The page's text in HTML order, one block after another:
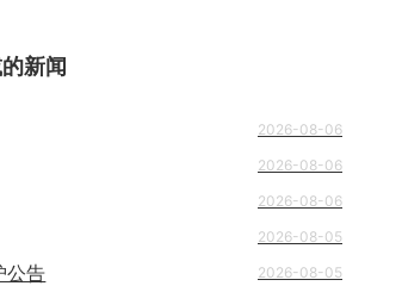
的新闻
2026-08-06
2026-08-06
2026-08-06
2026-08-05
公告 2026-08-05